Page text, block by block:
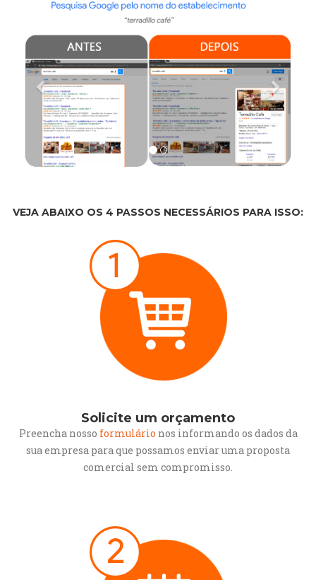
VEJA ABAIXO OS 4 PASSOS NECESSÁRIOS PARA ISSO:
Solicite um orçamento
Preencha nosso formulário nos informando os dados da
sua empresa para que possamos enviar uma proposta
comercial sem compromisso.